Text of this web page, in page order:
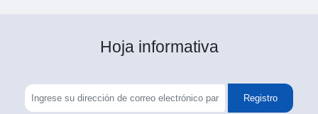
Hoja informativa
Registro